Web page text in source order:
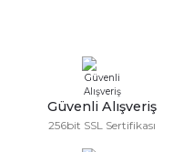
Güvenli Alışveriş
256bit SSL Sertifikası